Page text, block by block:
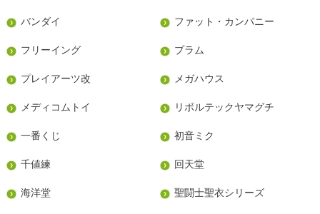
バンダイ ファット・カンパニー
フリーイング プラム
プレイアーツ改 メガハウス
メディコムトイ リボルテックヤマグチ
一番くじ 初音ミク
千値練 回天堂
海洋堂 聖闘士聖衣シリーズ